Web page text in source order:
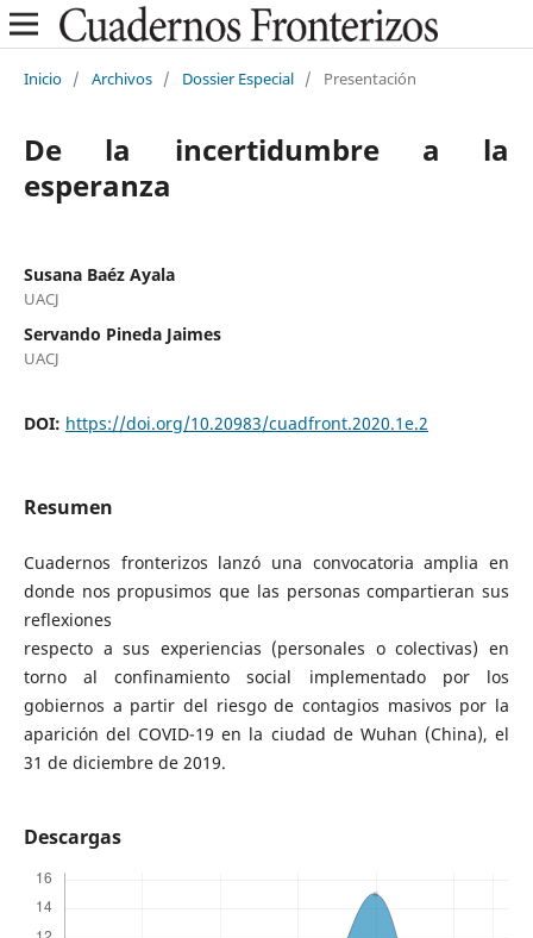
Inicio / Archivos / Dossier Especial / Presentación
De la incertidumbre a la
esperanza
Susana Baéz Ayala
UACJ
Servando Pineda Jaimes
UACJ
DOI: https://doi.org/10.20983/cuadfront.2020.1e.2
Resumen
Cuadernos fronterizos lanzó una convocatoria amplia en
donde nos propusimos que las personas compartieran sus
reflexiones
respecto a sus experiencias (personales o colectivas) en
torno al confinamiento social implementado por los
gobiernos a partir del riesgo de contagios masivos por la
aparición del COVID-19 en la ciudad de Wuhan (China), el
31 de diciembre de 2019.
Descargas